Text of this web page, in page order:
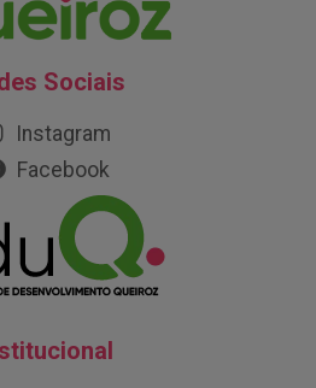
Sociais
Instagram
Facebook